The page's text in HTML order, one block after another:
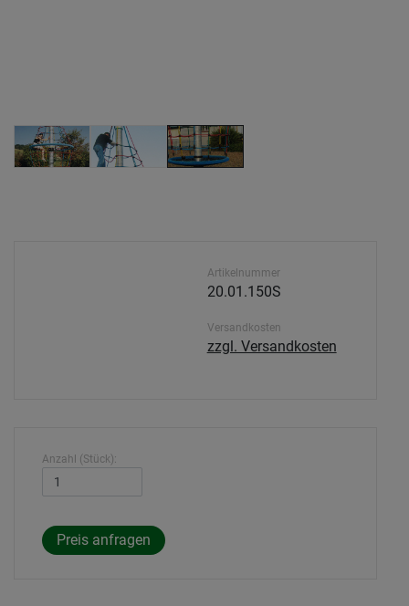
Artikelnummer
20.01.150S
Versandkosten
zzgl. Versandkosten
Anzahl (Stück):